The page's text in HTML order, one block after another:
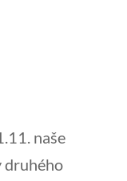
naše
druhého